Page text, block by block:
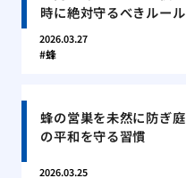
時に絶対守るべきルール
2026.03.27
蜂
蜂の営巣を未然に防ぎ庭
の平和を守る習慣
2026.03.25